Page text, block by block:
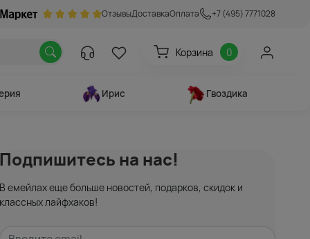
ОтзывыДоставкаОплата +7 (495) 7771028
Корзина 0
Ирис Гвоздика
Подпишитесь на нас!
В емейлах еще больше новостей, подарков, скидок и
классных лайфхаков!